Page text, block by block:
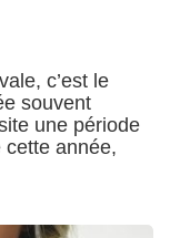
c’est le
souvent
une période
année,